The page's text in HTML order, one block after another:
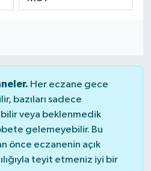
Her eczane gece
bazıları sadece
veya beklenmedik
gelemeyebilir. Bu
önce eczanenin açık
teyit etmeniz iyi bir